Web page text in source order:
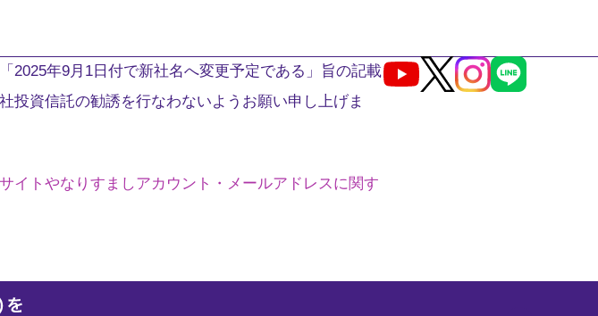
2025年9月1日付で新社名へ変更予定である」旨の記載
投資信託の勧誘を行なわないようお願い申し上げま
イトやなりすましアカウント・メールアドレスに関す
Youtube
X Instagram
LINE